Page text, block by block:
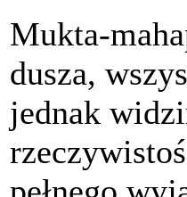
Mukta-
dusza,
jednak